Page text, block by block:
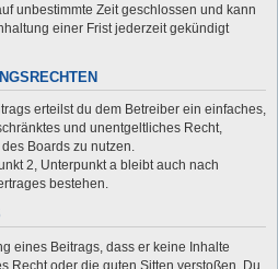
unbestimmte Zeit geschlossen und kann
einer Frist jederzeit gekündigt
erteilst du dem Betreiber ein einfaches,
und unentgeltliches Recht,
Boards zu nutzen.
2, Unterpunkt a bleibt auch nach
bestehen.
eines Beitrags, dass er keine Inhalte
Recht oder die guten Sitten verstoßen. Du